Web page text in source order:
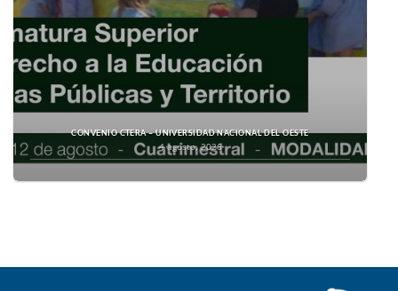
CONVENIO CTERA – UNIVERSIDAD NACIONAL DEL OESTE
4 agosto, 2026